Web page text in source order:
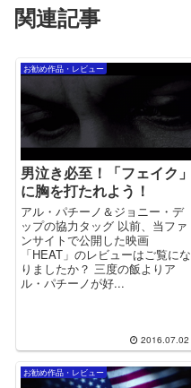
関連記事
お勧め作品・レビュー
男泣き必至！「フェイク」
に胸を打たれよう！
アル・パチーノ＆ジョニー・デ
ップの協力タッグ 以前、当ファ
ンサイトで公開した映画
「HEAT」のレビューはご覧にな
りましたか？ 三度の飯よりア
ル・パチーノが好...
2016.07.02
お勧め作品・レビュー